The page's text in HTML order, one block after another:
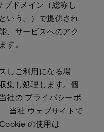
ブドメイン（総称し
いう。）で提供され
、サービスへのアク
す。
しご利用になる場
集し処理します。個
社の プライバシーポ
当社 ウェブサイトで
の使用は